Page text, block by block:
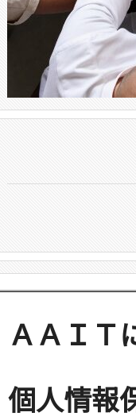
ＡＡＩＴ
個人情報